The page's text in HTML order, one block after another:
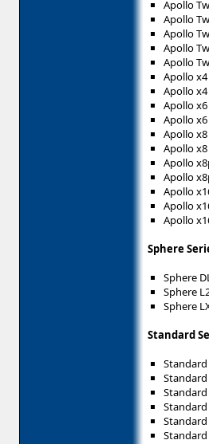
Apollo
Apollo
Apollo
Apollo
Apollo
Apollo x4
Apollo x4
Apollo x6
Apollo x6
Apollo x8
Apollo x8
Apollo
Apollo
Apollo
Apollo
Apollo
Sphere
Sphere
Sphere
Sphere
Standard
Standard
Standard
Standard
Standard
Standard
Standard